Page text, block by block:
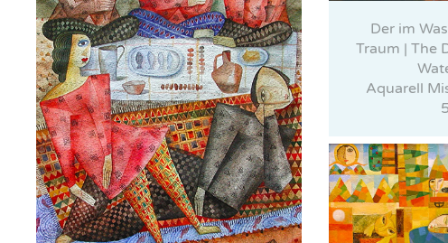
Der im
Traum | The
Aquarell